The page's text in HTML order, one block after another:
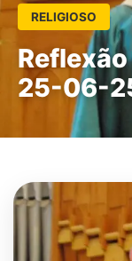
RELIGIOSO
Reflexão
25-06-